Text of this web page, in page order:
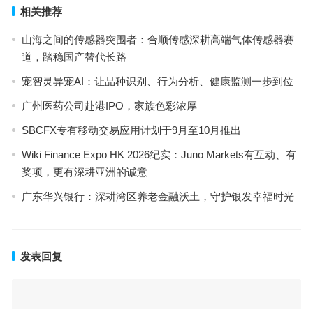
相关推荐
山海之间的传感器突围者：合顺传感深耕高端气体传感器赛
道，踏稳国产替代长路
宠智灵异宠AI：让品种识别、行为分析、健康监测一步到位
广州医药公司赴港IPO，家族色彩浓厚
SBCFX专有移动交易应用计划于9月至10月推出
Wiki Finance Expo HK 2026纪实：Juno Markets有互动、有
奖项，更有深耕亚洲的诚意
广东华兴银行：深耕湾区养老金融沃土，守护银发幸福时光
发表回复